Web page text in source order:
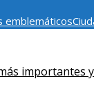
emblemáticos
importantes